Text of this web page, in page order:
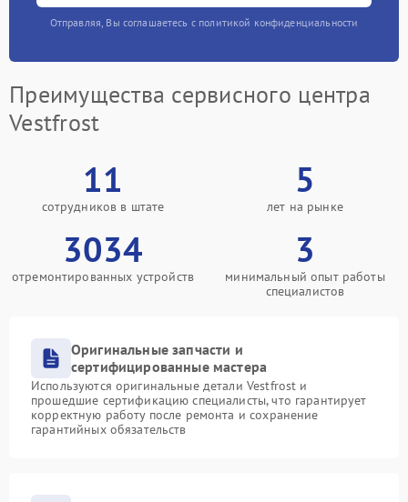
Отправляя, Вы соглашаетесь с политикой конфиденциальности
Преимущества сервисного центра
Vestfrost
11
сотрудников в штате
5
лет на рынке
3034
отремонтированных устройств
3
минимальный опыт работы
специалистов
Оригинальные запчасти и
сертифицированные мастера
Используются оригинальные детали Vestfrost и
прошедшие сертификацию специалисты, что гарантирует
корректную работу после ремонта и сохранение
гарантийных обязательств